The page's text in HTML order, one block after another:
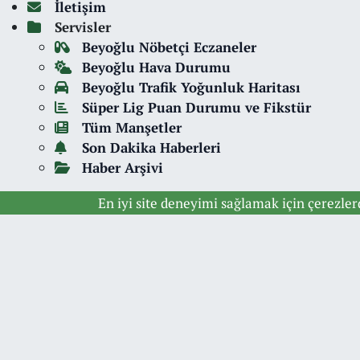
İletişim
Servisler
Beyoğlu Nöbetçi Eczaneler
Beyoğlu Hava Durumu
Beyoğlu Trafik Yoğunluk Haritası
Süper Lig Puan Durumu ve Fikstür
Tüm Manşetler
Son Dakika Haberleri
Haber Arşivi
En iyi site deneyimi sağlamak için